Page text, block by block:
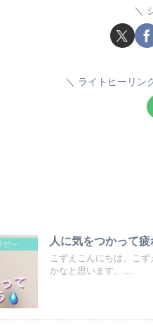
ライトヒーリン
人に気をつかって
こずえこんにちは、こ
かなと思います。...